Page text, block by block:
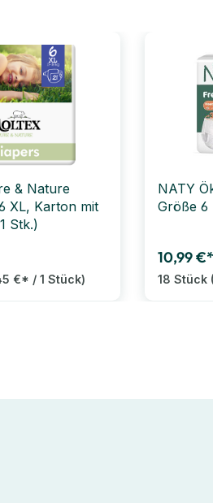
& Nature
XL, Karton mit
Stk.)
€* / 1 Stück)
NATY
Größe 6
10,99 €*
18 Stück